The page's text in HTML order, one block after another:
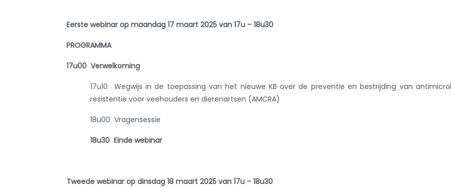
Eerste webinar op maandag 17 maart 2025 van 17u – 18u30
PROGRAMMA
17u00 Verwelkoming
17u10 Wegwijs in de toepassing van het nieuwe KB over de preventie en bestrijding van
resistentie voor veehouders en dierenartsen (AMCRA)
18u00 Vragensessie
18u30 Einde webinar
Tweede webinar op dinsdag 18 maart 2025 van 17u – 18u30